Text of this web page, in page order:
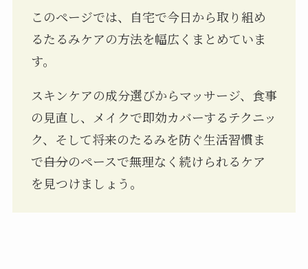
このページでは、自宅で今日から取り組め
るたるみケアの方法を幅広くまとめていま
す。
スキンケアの成分選びからマッサージ、食事
の見直し、メイクで即効カバーするテクニッ
ク、そして将来のたるみを防ぐ生活習慣ま
で――自分のペースで無理なく続けられるケア
を見つけましょう。